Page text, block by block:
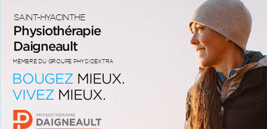
SAINT-HYACINTHE
Physiothérapie
Daigneault
MEMBRE DU GROUPE PHYSIOEXTRA
BOUGEZ MIEUX.
VIVEZ MIEUX.